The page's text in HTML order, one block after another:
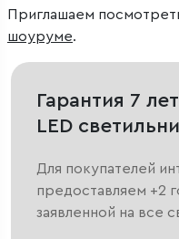
Приглашаем
шоуруме.
Гарантия 7
LED
Для покупателей
предоставляем +2
заявленной на все